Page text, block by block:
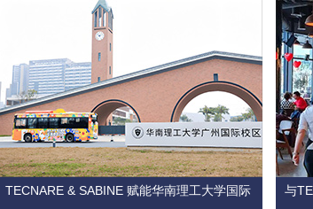
TECNARE & SABINE 赋能华南理工大学国际
与